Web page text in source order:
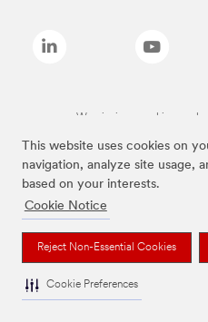
This website uses cookies on
navigation, analyze site usage,
based on your interests.
Cookie Notice
Reject Non-Essential Cookies
Cookie Preferences
Wymienione marki są